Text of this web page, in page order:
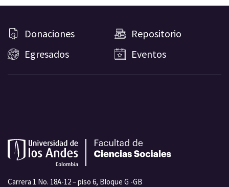
Donaciones
Repositorio
Egresados
Eventos
Carrera 1 No. 18A-12 – piso 6, Bloque G -GB